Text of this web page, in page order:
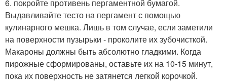
6. покройте противень пергаментной бумагой.
Выдавливайте тесто на пергамент с помощью
кулинарного мешка. Лишь в том случае, если заметили
на поверхности пузырьки - проколите их зубочисткой.
Макароны должны быть абсолютно гладкими. Когда
пирожные сформированы, оставьте их на 10-15 минут,
пока их поверхность не затянется легкой корочкой.